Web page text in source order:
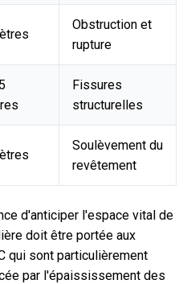
Obstruction et
rupture
Fissures
structurelles
Soulèvement du
revêtement
d'anticiper l'espace vital de
doit être portée aux
qui sont particulièrement
par l'épaississement des